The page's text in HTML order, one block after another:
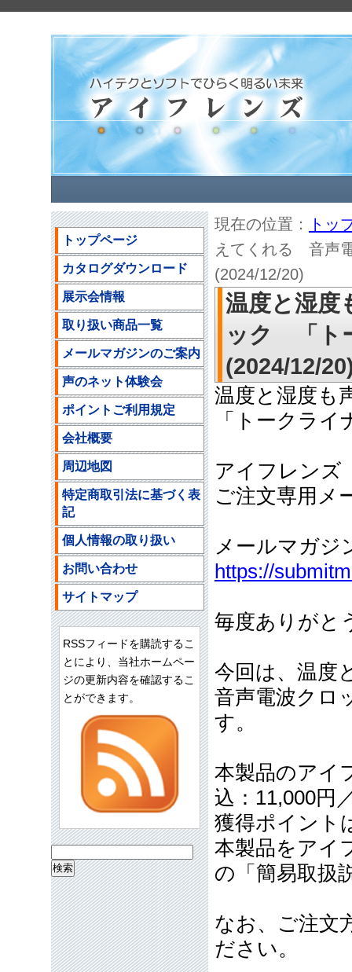
現在の位置：
トッ
えてくれる 音声
(2024/12/20)
温度と湿
ック 「ト
(2024/12/
温度と湿度
「トークラ
アイフレン
ご注文専用メ
メールマガジ
https://
毎度ありがと
今回は、温度
音声電波クロ
す。
本製品のアイ
込：11,000円
獲得ポイント
本製品をアイ
の「簡易取扱
なお、ご注文
ださい。
トップページ
カタログダウンロード
展示会情報
取り扱い商品一覧
メールマガジンのご案内
声のネット体験会
ポイントご利用規定
会社概要
周辺地図
特定商取引法に基づく表
記
個人情報の取り扱い
お問い合わせ
サイトマップ
RSSフィードを購読するこ
とにより、当社ホームペー
ジの更新内容を確認するこ
とができます。
索: